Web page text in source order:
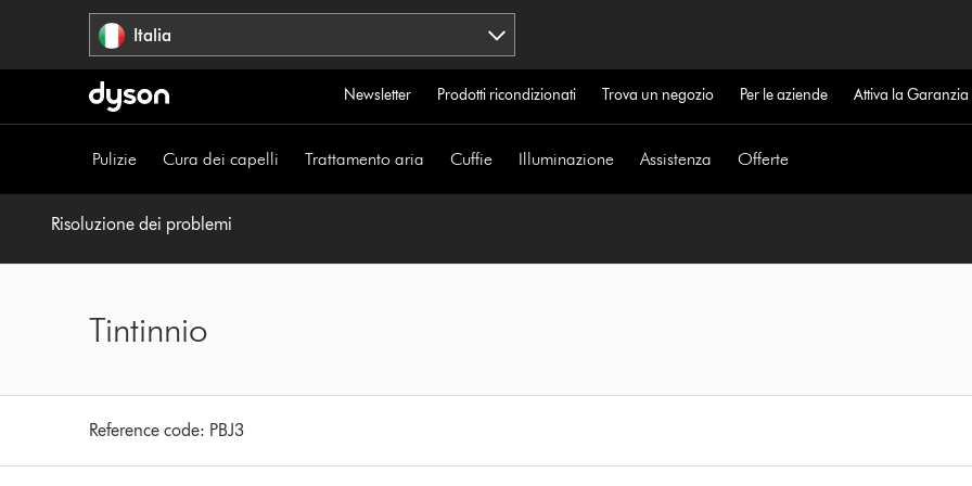
Italia
Newsletter Prodotti ricondizionati Trova un negozio Per le aziende Attiva la
Pulizie Cura dei capelli Trattamento aria Cuffie Illuminazione Assistenza Offerte
Risoluzione dei problemi
Tintinnio
Reference code: PBJ3